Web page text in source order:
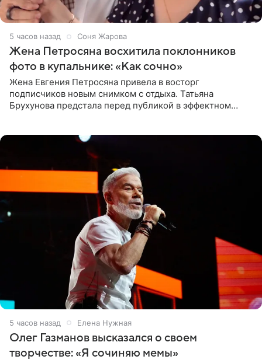
5 часов назад Соня Жарова
Жена Петросяна восхитила поклонников
фото в купальнике: «Как сочно»
Жена Евгения Петросяна привела в восторг
подписчиков новым снимком с отдыха. Татьяна
Брухунова предстала перед публикой в эффектном
5 часов назад Елена Нужная
Олег Газманов высказался о своем
творчестве: «Я сочиняю мемы»